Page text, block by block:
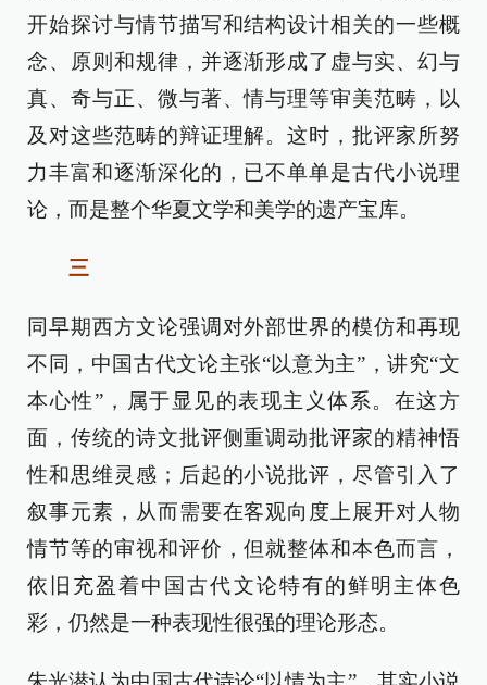
开始探讨与情节描写和结构设计相关的一些概
念、原则和规律，并逐渐形成了虚与实、幻与
真、奇与正、微与著、情与理等审美范畴，以
及对这些范畴的辩证理解。这时，批评家所努
力丰富和逐渐深化的，已不单单是古代小说理
论，而是整个华夏文学和美学的遗产宝库。
三
同早期西方文论强调对外部世界的模仿和再现
不同，中国古代文论主张“以意为主”，讲究“文
本心性”，属于显见的表现主义体系。在这方
面，传统的诗文批评侧重调动批评家的精神悟
性和思维灵感；后起的小说批评，尽管引入了
叙事元素，从而需要在客观向度上展开对人物
情节等的审视和评价，但就整体和本色而言，
依旧充盈着中国古代文论特有的鲜明主体色
彩，仍然是一种表现性很强的理论形态。